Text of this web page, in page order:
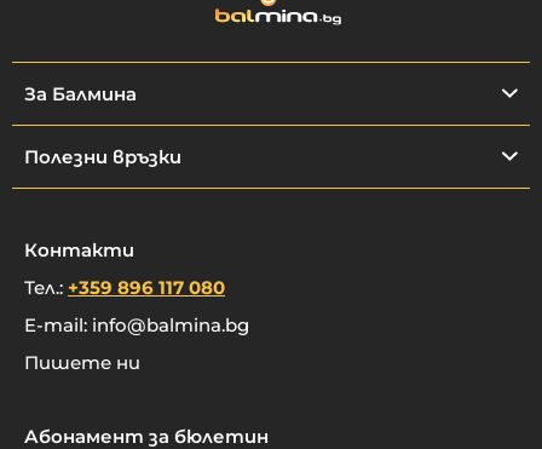
За Балмина
Полезни връзки
Контакти
Тел.: +359 896 117 080
E-mail: info@balmina.bg
Пишете ни
Абонамент за бюлетин